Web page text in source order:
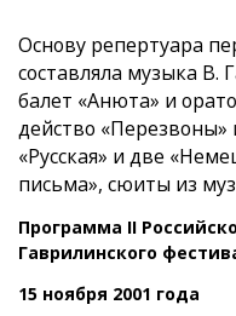
Основу репертуара
составляла музыка В.
балет «Анюта» и
действо
«Русская» и две
письма», сюиты из
Программа II
Гаврилинского
15 ноября 2001 года